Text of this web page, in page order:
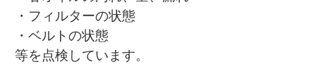
・フィルターの状態
・ベルトの状態
等を点検しています。